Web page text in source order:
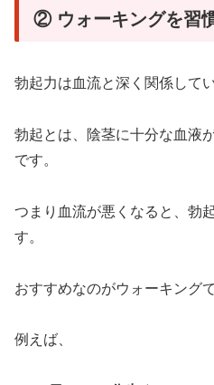
② ウォーキングを習
勃起力は血流と深く関係してい
勃起とは、陰茎に十分な血液
です。
つまり血流が悪くなると、勃
す。
おすすめなのがウォーキングで
例えば、